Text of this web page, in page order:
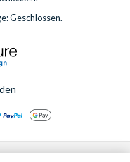
Geschlossen.
- 2026